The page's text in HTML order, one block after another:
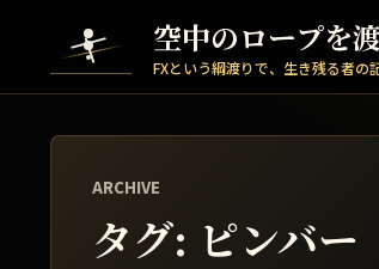
空中のロープを
FXという綱渡りで、生き残る者の
ARCHIVE
タグ: ピンバー